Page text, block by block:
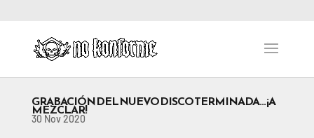
GRABACIÓN DEL NUEVO DISCO TERMINADA… ¡A
MEZCLAR!
30 Nov 2020